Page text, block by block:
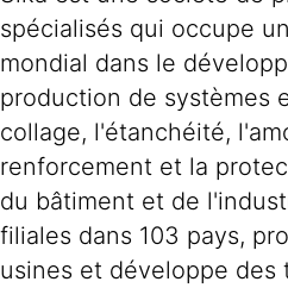
spécialisés qui occupe
mondial dans le
production de systèmes
collage, l'étanchéité,
renforcement et la
du bâtiment et de
filiales dans 103 pays,
usines et développe des